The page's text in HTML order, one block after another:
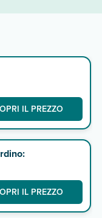
IL PREZZO
IL PREZZO